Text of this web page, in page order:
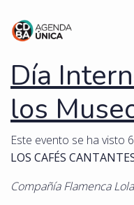
Día
los
Este evento se ha visto
LOS CAFÉS
Compañía Flamenca